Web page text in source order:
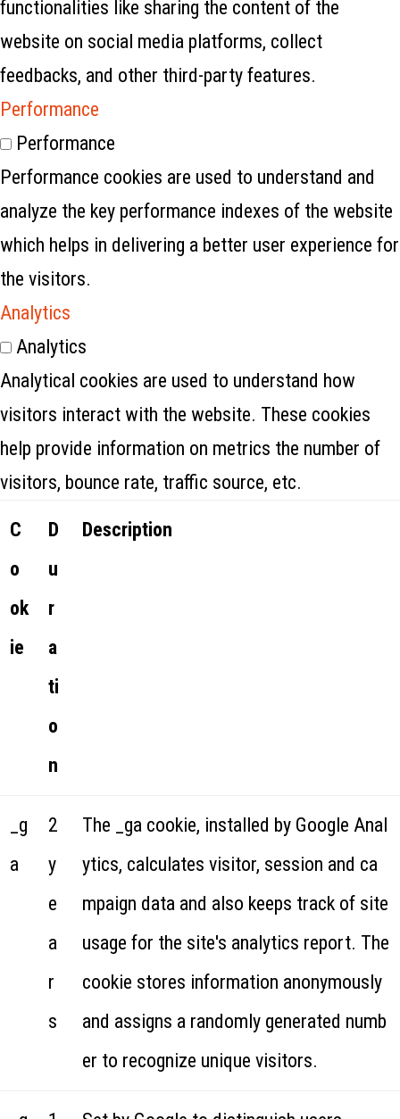
functionalities like sharing the content of the
website on social media platforms, collect
feedbacks, and other third-party features.
Performance
Performance
Performance cookies are used to understand and
analyze the key performance indexes of the website
which helps in delivering a better user experience for
the visitors.
Analytics
Analytics
Analytical cookies are used to understand how
visitors interact with the website. These cookies
help provide information on metrics the number of
visitors, bounce rate, traffic source, etc.
C
o
ok
ie
D
u
r
a
ti
o
n
Description
_g
a
2
y
e
a
r
s
The _ga cookie, installed by Google Anal
ytics, calculates visitor, session and ca
mpaign data and also keeps track of site
usage for the site's analytics report. The
cookie stores information anonymously
and assigns a randomly generated numb
er to recognize unique visitors.